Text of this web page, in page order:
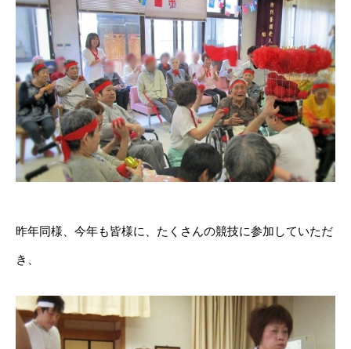
昨年同様、今年も皆様に、たくさんの競技に参加していただ
き、